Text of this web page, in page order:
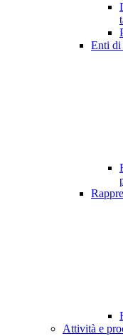
Enti di
Attività e